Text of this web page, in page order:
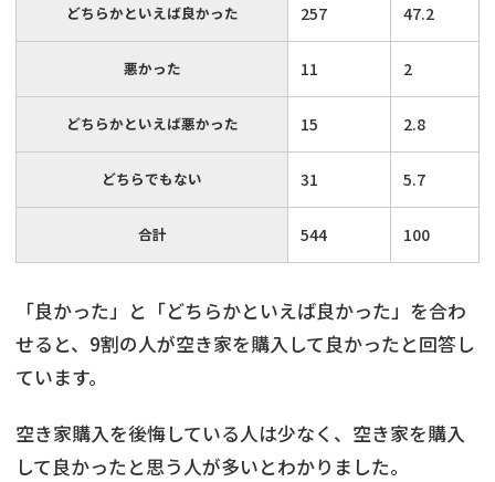
どちらかといえば良かった 257 47.2
悪かった 11 2
どちらかといえば悪かった 15 2.8
どちらでもない 31 5.7
合計 544 100
「良かった」と「どちらかといえば良かった」を合わ
せると、9割の人が空き家を購入して良かったと回答し
ています。
空き家購入を後悔している人は少なく、空き家を購入
して良かったと思う人が多いとわかりました。